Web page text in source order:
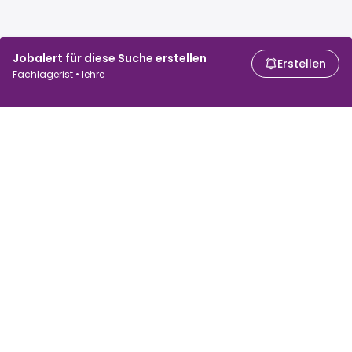
Jobalert für diese Suche erstellen
Fachlagerist • lehre
Erstellen